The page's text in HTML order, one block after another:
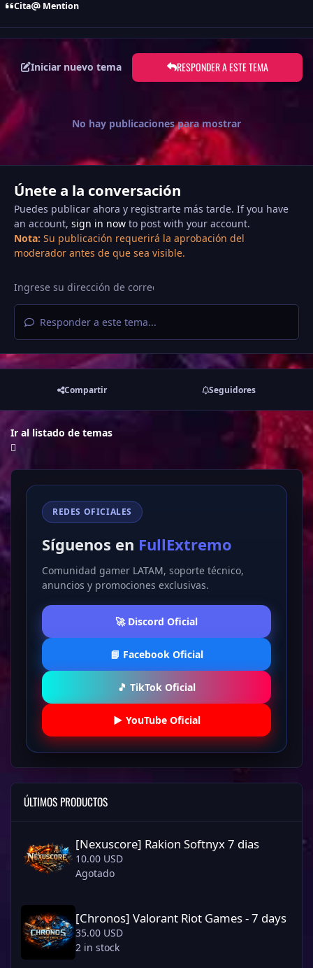
Cita Mention
Iniciar nuevo tema RESPONDER A ESTE TEMA
No hay publicaciones para mostrar
Únete a la conversación
Puedes publicar ahora y registrarte más tarde. If you have
an account, sign in nowto post with your account.
Nota: Su publicación requerirá la aprobación del
moderador antes de que sea visible.
Responder a este tema...
Compartir Seguidores
Ir al listado de temas
REDES OFICIALES
Síguenos en FullExtremo
Comunidad gamer LATAM, soporte técnico,
anuncios y promociones exclusivas.
🚀 Discord Oficial
📘 Facebook Oficial
🎵 TikTok Oficial
▶️ YouTube Oficial
ÚLTIMOS PRODUCTOS
[Nexuscore] Rakion Softnyx 7 dias
10.00 USD
Agotado
[Chronos] Valorant Riot Games - 7 days
[Chronos] Valorant Riot Games - 7 days
35.00 USD
2 in stock